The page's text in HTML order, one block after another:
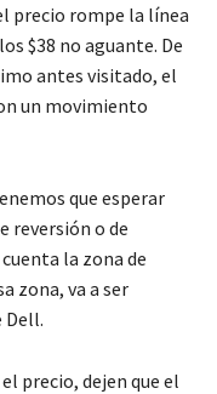
precio rompe la línea
$38 no aguante. De
antes visitado, el
un movimiento
que esperar
reversión o de
la zona de
zona, va a ser
Dell.
precio, dejen que el